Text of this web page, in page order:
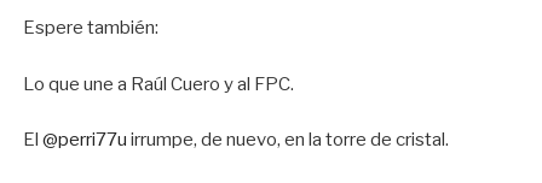
Espere también:
Lo que une a Raúl Cuero y al FPC.
El@perri77u irrumpe, de nuevo, en la torre de cristal.